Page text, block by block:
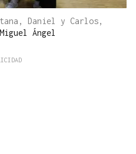
Daniel y Carlos,
Miguel Ángel